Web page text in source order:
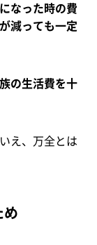
なった時の費
減っても一定
の生活費を十
え、万全とは
め